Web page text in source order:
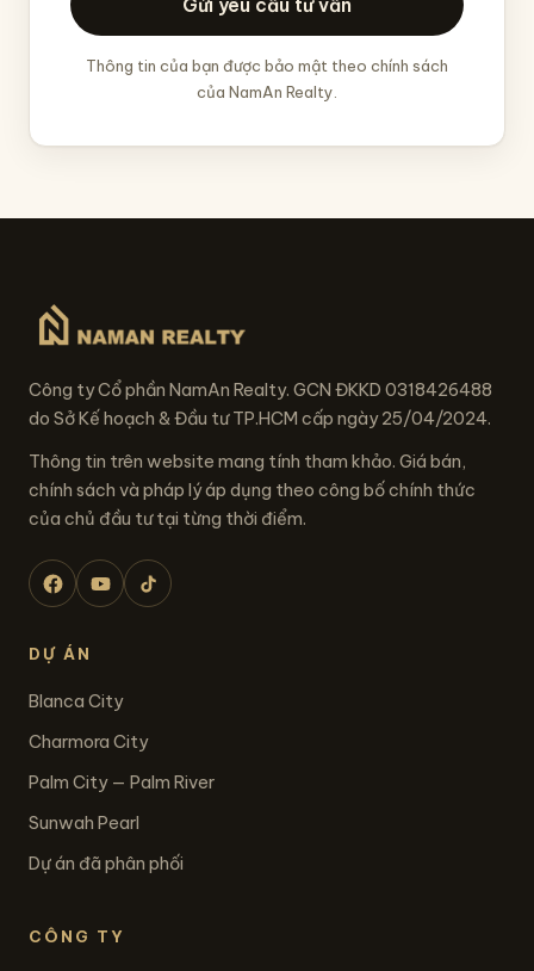
Gửi yêu cầu tư vấn
Thông tin của bạn được bảo mật theo chính sách
của NamAn Realty.
Công ty Cổ phần NamAn Realty. GCN ĐKKD 0318426488
do Sở Kế hoạch & Đầu tư TP.HCM cấp ngày 25/04/2024.
Thông tin trên website mang tính tham khảo. Giá bán,
chính sách và pháp lý áp dụng theo công bố chính thức
của chủ đầu tư tại từng thời điểm.
DỰ ÁN
Blanca City
Charmora City
Palm City — Palm River
Sunwah Pearl
Dự án đã phân phối
CÔNG TY